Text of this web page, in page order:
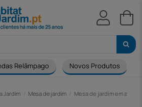
Relâmpago Novos Produtos
Jardim Mesa de jardim Mesa de jardim em